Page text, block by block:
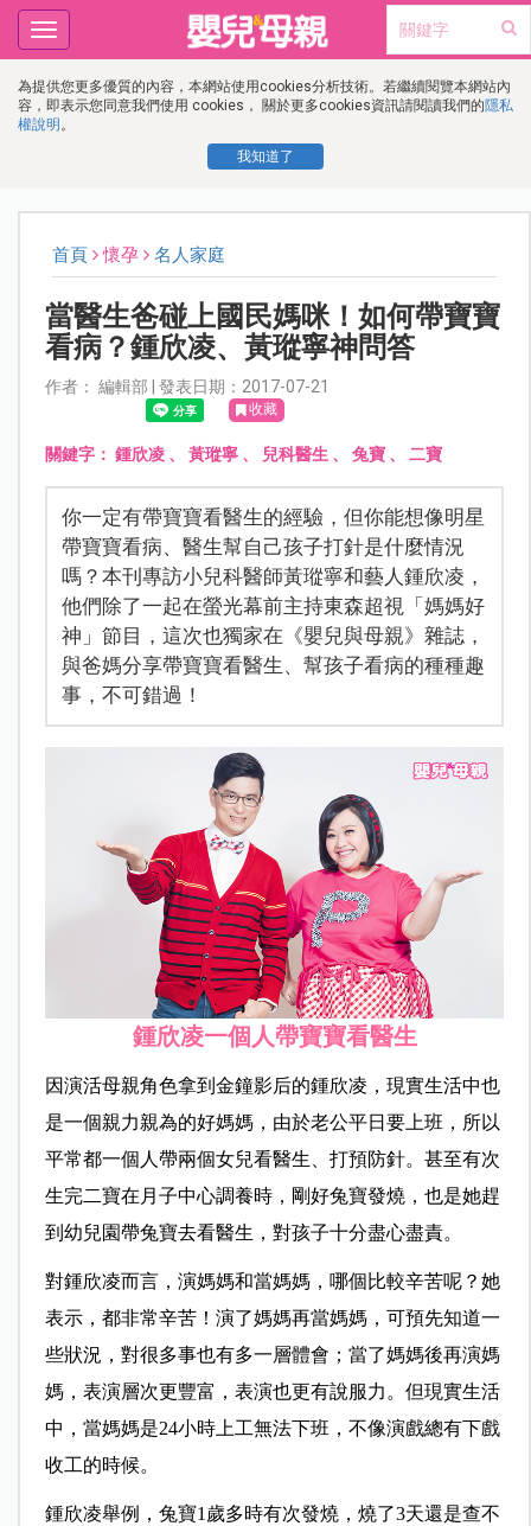
為提供您更多優質的內容，本網站使用cookies分析技術。若繼續閱覽本網站內
容，即表示您同意我們使用 cookies， 關於更多cookies資訊請閱讀我們的隱私
權說明 。
我知道了
Toggle
navigation
首頁 懷孕 名人家庭
當醫生爸碰上國民媽咪！如何帶寶寶
看病？鍾欣凌、黃瑽寧神問答
作者： 編輯部 | 發表日期：2017-07-21
收藏
關鍵字： 鍾欣凌、 黃瑽寧、 兒科醫生 、 兔寶、 二寶
你一定有帶寶寶看醫生的經驗，但你能想像明星
帶寶寶看病、醫生幫自己孩子打針是什麼情況
嗎？本刊專訪小兒科醫師黃瑽寧和藝人鍾欣凌，
他們除了一起在螢光幕前主持東森超視「媽媽好
神」節目，這次也獨家在《嬰兒與母親》雜誌，
與爸媽分享帶寶寶看醫生、幫孩子看病的種種趣
事，不可錯過！
鍾欣凌一個人帶寶寶看醫生
因演活母親角色拿到金鐘影后的鍾欣凌，現實生活中也
是一個親力親為的好媽媽，由於老公平日要上班，所以
平常都一個人帶兩個女兒看醫生、打預防針。甚至有次
生完二寶在月子中心調養時，剛好兔寶發燒，也是她趕
到幼兒園帶兔寶去看醫生，對孩子十分盡心盡責。
對鍾欣凌而言，演媽媽和當媽媽，哪個比較辛苦呢？她
表示，都非常辛苦！演了媽媽再當媽媽，可預先知道一
些狀況，對很多事也有多一層體會；當了媽媽後再演媽
媽，表演層次更豐富，表演也更有說服力。但現實生活
中，當媽媽是24小時上工無法下班，不像演戲總有下戲
收工的時候。
鍾欣凌舉例，兔寶1歲多時有次發燒，燒了3天還是查不